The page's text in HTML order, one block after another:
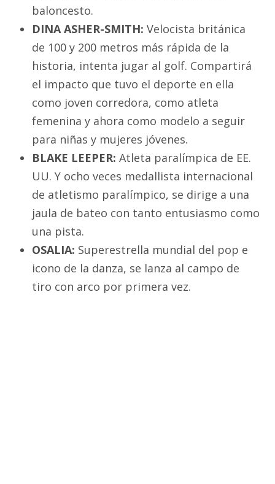
baloncesto.
DINA ASHER-SMITH: Velocista británica
de 100 y 200 metros más rápida de la
historia, intenta jugar al golf. Compartirá
el impacto que tuvo el deporte en ella
como joven corredora, como atleta
femenina y ahora como modelo a seguir
para niñas y mujeres jóvenes.
BLAKE LEEPER: Atleta paralímpica de EE.
UU. Y ocho veces medallista internacional
de atletismo paralímpico, se dirige a una
jaula de bateo con tanto entusiasmo como
una pista.
OSALIA: Superestrella mundial del pop e
icono de la danza, se lanza al campo de
tiro con arco por primera vez.